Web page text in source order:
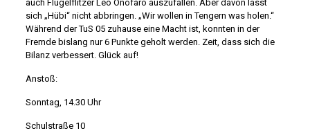
auch Flügelflitzer Leo Onofaro auszufallen. Aber davon lässt
sich „Hübi“ nicht abbringen. „Wir wollen in Tengern was holen.“
Während der TuS 05 zuhause eine Macht ist, konnten in der
Fremde bislang nur 6 Punkte geholt werden. Zeit, dass sich die
Bilanz verbessert. Glück auf!
Anstoß:
Sonntag, 14.30 Uhr
Schulstraße 10